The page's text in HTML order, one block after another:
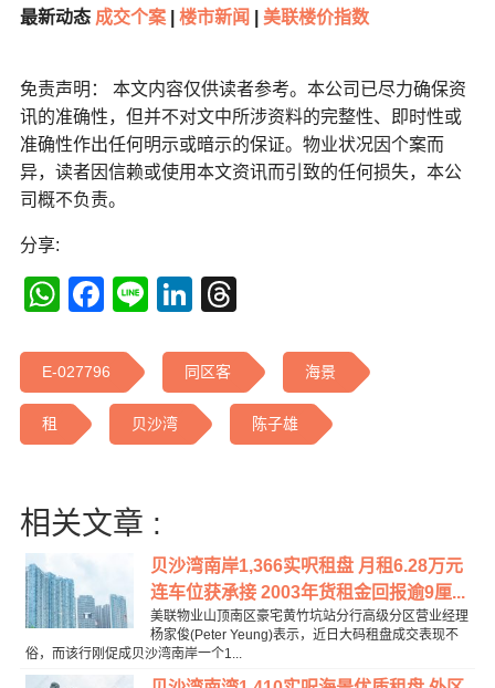
最新动态 成交个案 楼市新闻 美联楼价指数
免责声明： 本文内容仅供读者参考。本公司已尽力确保资
讯的准确性，但并不对文中所涉资料的完整性、即时性或
准确性作出任何明示或暗示的保证。物业状况因个案而
异，读者因信赖或使用本文资讯而引致的任何损失，本公
司概不负责。
分享:
WhatsApp
Facebook
LineLinkedIn
E-027796 同区客 海景
租 贝沙湾 陈子雄
相关文章 :
贝沙湾南岸1,366实呎租盘 月租6.28万元
连车位获承接 2003年货租金回报逾9厘...
美联物业山顶南区豪宅黄竹坑站分行高级分区营业经理
杨家俊(Peter Yeung)表示，近日大码租盘成交表现不
俗，而该行刚促成贝沙湾南岸一个1...